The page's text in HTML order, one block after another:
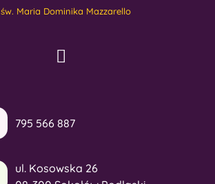
św. Maria Dominika Mazzarello
795 566 887
ul. Kosowska 26